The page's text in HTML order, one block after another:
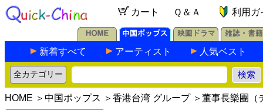
カート Ｑ＆Ａ 利用ガ
新着すべて アーティスト 人気ベスト
HOME ＞ 中国ポップス ＞ 香港台湾 グループ＞ 董事長樂團（